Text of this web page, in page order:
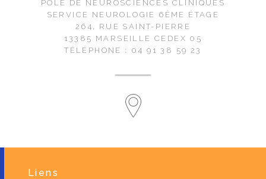
PÔLE DE NEUROSCIENCES CLINIQUES
SERVICE NEUROLOGIE 6ÈME ÉTAGE
264, RUE SAINT-PIERRE
13385 MARSEILLE CEDEX 05
TÉLÉPHONE : 04 91 38 59 23
Liens